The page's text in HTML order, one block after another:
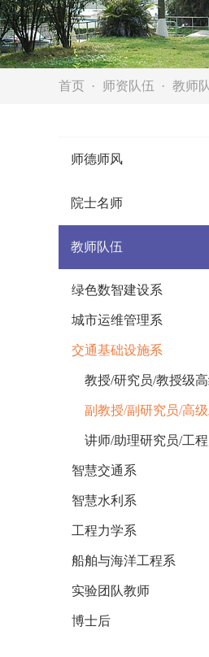
首页 师资队伍 教师
师德师风
院士名师
教师队伍
绿色数智建设系
城市运维管理系
交通基础设施系
教授/研究员/教授级
副教授/副研究员/高
讲师/助理研究员/工
智慧交通系
智慧水利系
工程力学系
船舶与海洋工程系
实验团队教师
博士后